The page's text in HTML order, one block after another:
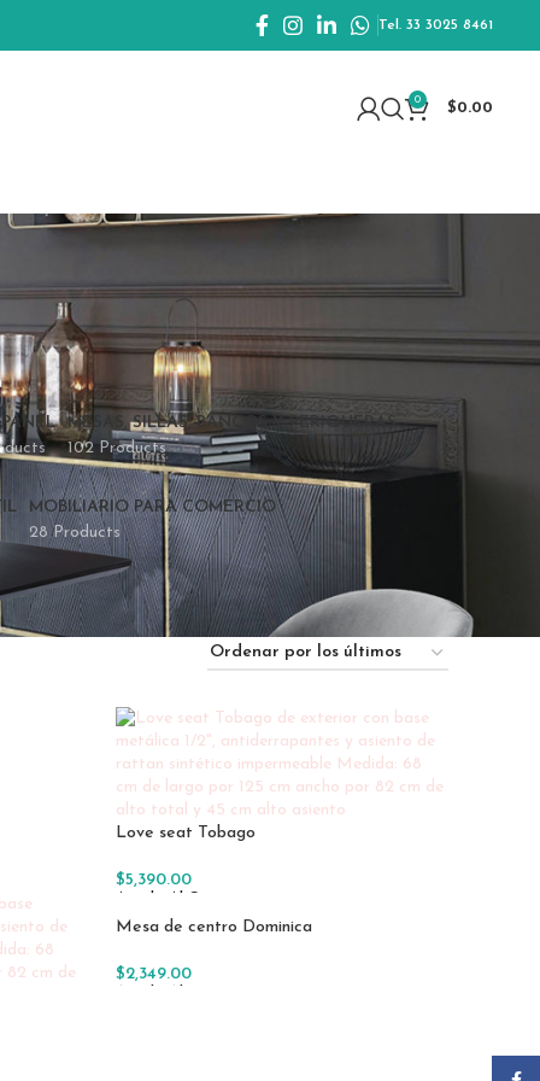
Tel. 33 3025 8461
0
$0.00
PANEL
MESAS, SILLAS, BANCOS Y PERIQUERAS
102 Products
MOBILIARIO PARA COMERCIO
28 Products
Love seat Tobago
$5,390.00
Mesa de centro Dominica
$2,349.00